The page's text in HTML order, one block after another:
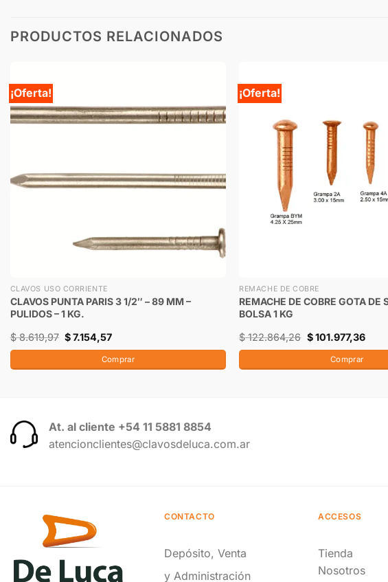
PRODUCTOS RELACIONADOS
¡Oferta!
CLAVOS USO CORRIENTE
CLAVOS PUNTA PARIS 3 1/2″ – 89 MM –
PULIDOS – 1 KG.
$8.619,97 $7.154,57
Comprar
¡Oferta!
REMACHE DE COBRE
REMACHE DE COBRE GOTA DE
BOLSA 1 KG
$122.864,26 $101.977,36
Comprar
At. al cliente +54 11 5881 8854
atencionclientes@clavosdeluca.com.ar
CONTACTO
Depósito, Venta
y Administración
ACCESOS
Tienda
Nosotros